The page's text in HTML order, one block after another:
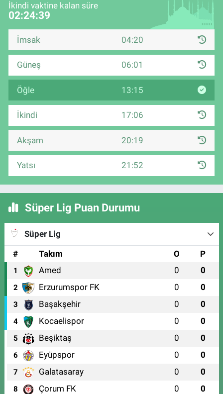
İkindi vaktine kalan süre
02:24:39
İmsak 04:20
Güneş 06:01
Öğle 13:15
İkindi 17:06
Akşam 20:19
Yatsı 21:52
Süper Lig Puan Durumu
Süper Lig
#
Takım O P
1 Amed 0 0
2 Erzurumspor FK 0 0
3 Başakşehir 0 0
4 Kocaelispor 0 0
5 Beşiktaş 0 0
6 Eyüpspor 0 0
7 Galatasaray 0 0
8 Çorum FK 0 0